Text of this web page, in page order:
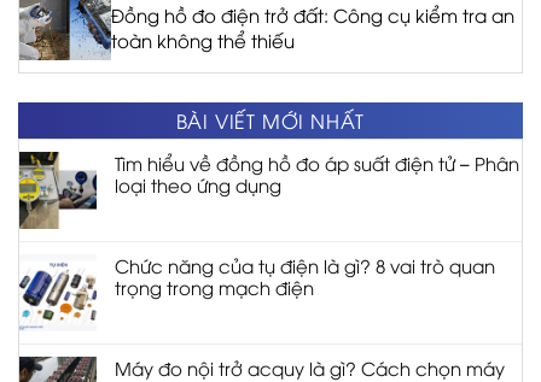
Đồng hồ đo điện trở đất: Công cụ kiểm tra an
toàn không thể thiếu
BÀI VIẾT MỚI NHẤT
Tìm hiểu về đồng hồ đo áp suất điện tử – Phân
loại theo ứng dụng
Chức năng của tụ điện là gì? 8 vai trò quan
trọng trong mạch điện
Máy đo nội trở acquy là gì? Cách chọn máy